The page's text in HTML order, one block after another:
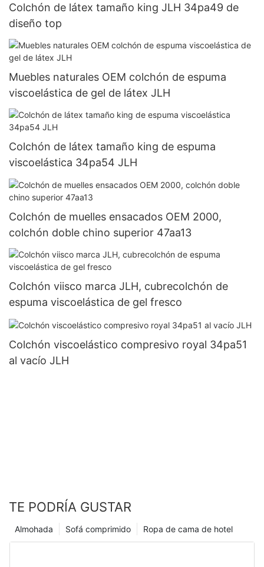
Colchón de látex tamaño king JLH 34pa49 de
diseño top
Muebles naturales OEM colchón de espuma
viscoelástica de gel de látex JLH
Colchón de látex tamaño king de espuma
viscoelástica 34pa54 JLH
Colchón de muelles ensacados OEM 2000,
colchón doble chino superior 47aa13
Colchón viisco marca JLH, cubrecolchón de
espuma viscoelástica de gel fresco
Colchón viscoelástico compresivo royal 34pa51
al vacío JLH
TE PODRÍA GUSTAR
Ropa de cama de hotel
Sofá comprimido
Almohada